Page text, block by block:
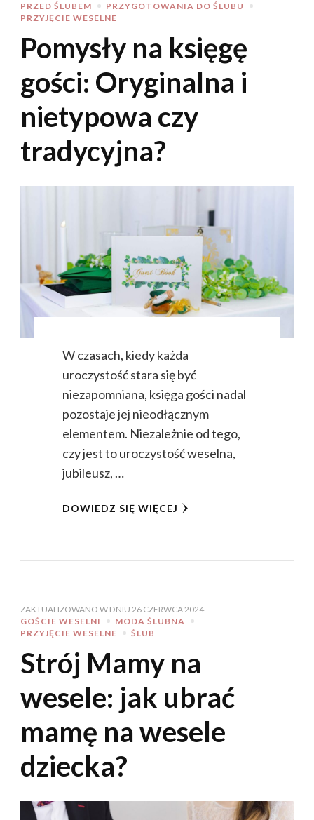
PRZED ŚLUBEM
PRZYGOTOWANIA DO ŚLUBU
PRZYJĘCIE WESELNE
Pomysły na księgę
gości: Oryginalna i
nietypowa czy
tradycyjna?
W czasach, kiedy każda
uroczystość stara się być
niezapomniana, księga gości nadal
pozostaje jej nieodłącznym
elementem. Niezależnie od tego,
czy jest to uroczystość weselna,
jubileusz, …
DOWIEDZ SIĘ WIĘCEJ
ZAKTUALIZOWANO W DNIU 26 CZERWCA 2024
GOŚCIE WESELNI
MODA ŚLUBNA
PRZYJĘCIE WESELNE
ŚLUB
Strój Mamy na
wesele: jak ubrać
mamę na wesele
dziecka?